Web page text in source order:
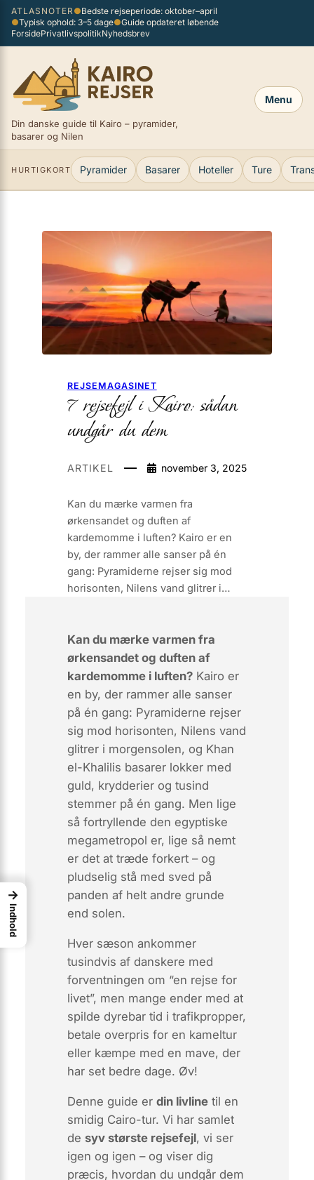
Spring
indhold
ATLASNOTER ●Bedste rejseperiode: oktober–april
●Typisk ophold: 3–5 dage●Guide opdateret løbende
ForsidePrivatlivspolitikNyhedsbrev
Din danske guide til Kairo – pyramider,
basarer og Nilen
Menu
HURTIGKORT Pyramider Basarer Hoteller Ture
REJSEMAGASINET
7 rejsefejl i Kairo: sådan
undgår du dem
ARTIKEL november 3, 2025
Kan du mærke varmen fra
ørkensandet og duften af
kardemomme i luften? Kairo er en
by, der rammer alle sanser på én
gang: Pyramiderne rejser sig mod
horisonten, Nilens vand glitrer i…
Kan du mærke varmen fra
ørkensandet og duften af
kardemomme i luften?Kairo er
en by, der rammer alle sanser
på én gang: Pyramiderne rejser
sig mod horisonten, Nilens vand
glitrer i morgensolen, og Khan
el-Khalilis basarer lokker med
guld, krydderier og tusind
stemmer på én gang. Men lige
så fortryllende den egyptiske
megametropol er, lige så nemt
er det at træde forkert – og
pludselig stå med sved på
panden af helt andre grunde
end solen.
Hver sæson ankommer
tusindvis af danskere med
forventningen om “en rejse for
livet”, men mange ender med at
spilde dyrebar tid i trafikpropper,
betale overpris for en kameltur
eller kæmpe med en mave, der
har set bedre dage. Øv!
Denne guide er din livlinetil en
smidig Cairo-tur. Vi har samlet
de syv største rejsefejl, vi ser
igen og igen – og viser dig
præcis, hvordan du undgår dem
→
Indhold